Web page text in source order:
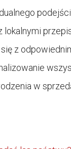
lokalnymi
z
w